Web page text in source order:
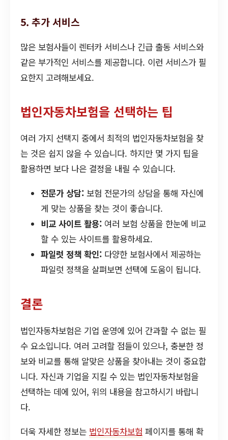
5. 추가 서비스
많은 보험사들이 렌터카 서비스나 긴급 출동 서비스와
같은 부가적인 서비스를 제공합니다. 이런 서비스가 필
요한지 고려해보세요.
법인자동차보험을 선택하는 팁
여러 가지 선택지 중에서 최적의 법인자동차보험을 찾
는 것은 쉽지 않을 수 있습니다. 하지만 몇 가지 팁을
활용하면 보다 나은 결정을 내릴 수 있습니다.
전문가 상담: 보험 전문가의 상담을 통해 자신에
게 맞는 상품을 찾는 것이 좋습니다.
비교 사이트 활용: 여러 보험 상품을 한눈에 비교
할 수 있는 사이트를 활용하세요.
파일럿 정책 확인: 다양한 보험사에서 제공하는
파일럿 정책을 살펴보면 선택에 도움이 됩니다.
결론
법인자동차보험은 기업 운영에 있어 간과할 수 없는 필
수 요소입니다. 여러 고려할 점들이 있으나, 충분한 정
보와 비교를 통해 알맞은 상품을 찾아내는 것이 중요합
니다. 자신과 기업을 지킬 수 있는 법인자동차보험을
선택하는 데에 있어, 위의 내용을 참고하시기 바랍니
다.
더욱 자세한 정보는 법인자동차보험 페이지를 통해 확